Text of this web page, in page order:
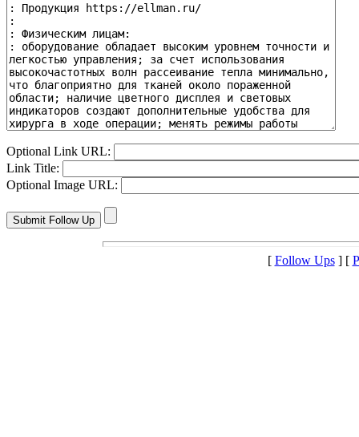
Optional Link URL:
Link Title:
Optional Image URL:
[ Follow Ups] [